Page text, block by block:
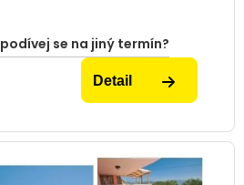
podívej se na jiný termín?
Detail